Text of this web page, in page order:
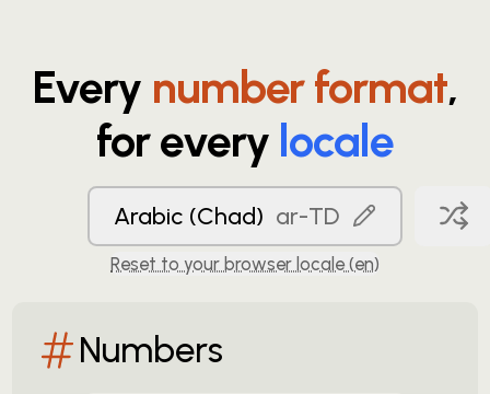
Every number format,
for every locale
Arabic (Chad) ar-TD
Reset to your browser locale (en)
Numbers